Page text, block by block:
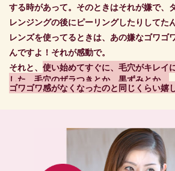
する時があって。そのときはそれが嫌で、
レンジングの後にピーリングしたりしてた
レンズを使ってるときは、あの嫌なゴワゴ
んですよ！それが感動で。
それと、 使い始めてすぐに、毛穴がキレイ
した。毛穴のザラつきとか、黒ずみとか。
ゴワゴワ感がなくなったのと同じくらい嬉